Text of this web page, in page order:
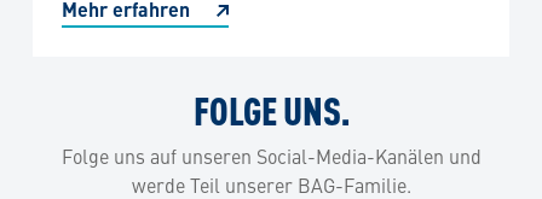
Mehr erfahren
FOLGE UNS.
Folge uns auf unseren Social-Media-Kanälen und
werde Teil unserer BAG-Familie.